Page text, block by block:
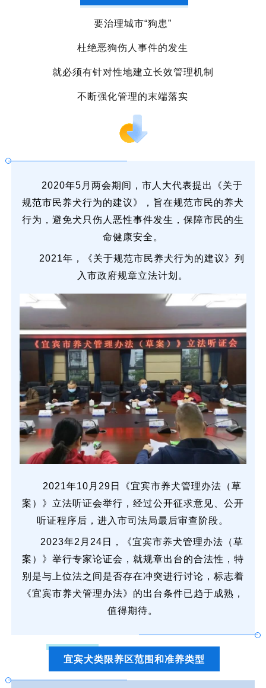
要治理城市“狗患”
杜绝恶狗伤人事件的发生
就必须有针对性地建立长效管理机制
不断强化管理的末端落实
2020年5月两会期间，市人大代表提出《关于
规范市民养犬行为的建议》，旨在规范市民的养犬
行为，避免犬只伤人恶性事件发生，保障市民的生
命健康安全。
2021年，《关于规范市民养犬行为的建议》列
入市政府规章立法计划。
2021年10月29日《宜宾市养犬管理办法（草
案）》立法听证会举行，经过公开征求意见、公开
听证程序后，进入市司法局最后审查阶段。
2023年2月24日，《宜宾市养犬管理办法（草
案）》举行专家论证会，就规章出台的合法性，特
别是与上位法之间是否存在冲突进行讨论，标志着
《宜宾市养犬管理办法》的出台条件已趋于成熟，
值得期待。
宜宾犬类限养区范围和准养类型